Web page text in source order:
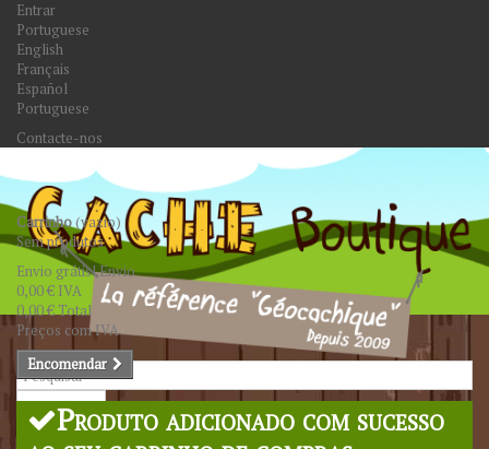
Entrar
Portuguese
English
Français
Español
Portuguese
Contacte-nos
Pesquisar
Carrinho(vazio)
Sem produtos
Envio grátis!Envio
0,00 € IVA
0,00 €Total
Preços com IVA
Encomendar
Produto adicionado com sucesso